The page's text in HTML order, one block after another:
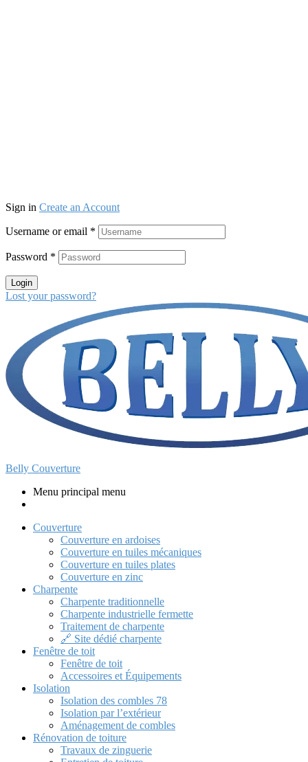
Sign in Create an Account
Username or email *
Password *
Login
Lost your password?
Belly Couverture
Menu principal menu
Couverture
Couverture en ardoises
Couverture en tuiles mécaniques
Couverture en tuiles plates
Couverture en zinc
Charpente
Charpente traditionnelle
Charpente industrielle fermette
Traitement de charpente
🔗 Site dédié charpente
Fenêtre de toit
Fenêtre de toit
Accessoires et Équipements
Isolation
Isolation des combles 78
Isolation par l’extérieur
Aménagement de combles
Rénovation de toiture
Travaux de zinguerie